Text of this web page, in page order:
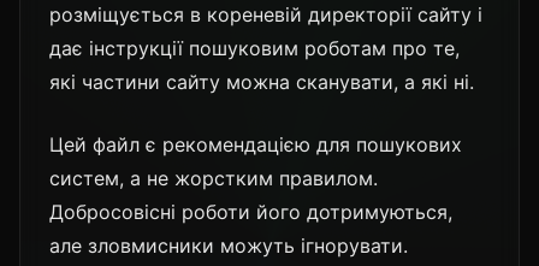
розміщується в кореневій директорії сайту і
дає інструкції пошуковим роботам про те,
які частини сайту можна сканувати, а які ні.
Цей файл є рекомендацією для пошукових
систем, а не жорстким правилом.
Добросовісні роботи його дотримуються,
але зловмисники можуть ігнорувати.